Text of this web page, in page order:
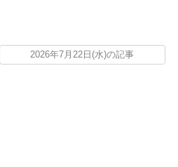
2026年7月22日(水)の記事